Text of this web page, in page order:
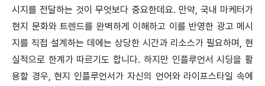
시지를 전달하는 것이 무엇보다 중요한데요. 만약, 국내 마케터가
현지 문화와 트렌드를 완벽하게 이해하고 이를 반영한 광고 메시
지를 직접 설계하는 데에는 상당한 시간과 리소스가 필요하며, 현
실적으로 한계가 따르기도 합니다. 하지만 인플루언서 시딩을 활
용할 경우, 현지 인플루언서가 자신의 언어와 라이프스타일 속에